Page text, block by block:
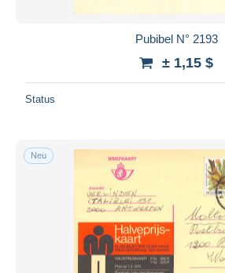
Pubibel N° 2193
± 1,15 $
Status
Neu